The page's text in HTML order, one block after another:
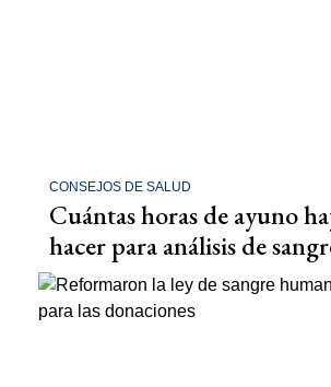
CONSEJOS DE SALUD
Cuántas horas de ayuno
hacer para análisis de